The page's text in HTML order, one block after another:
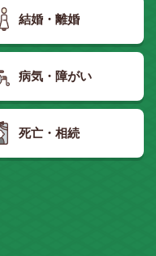
結婚・離婚
病気・障がい
死亡・相続